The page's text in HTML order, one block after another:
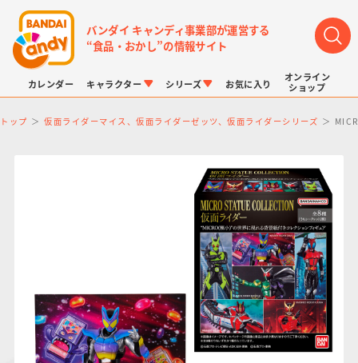
バンダイ キャンディ事業部が運営する
“食品・おかし”の情報サイト
カレンダー キャラクター
プリキュアシリーズ ドラゴンボール
シリーズ
チョコサプ ポケモンキッズ
お気に入り
オンライン
ショップ
トップ 仮面ライダーマイス、仮面ライダーゼッツ、仮面ライダーシリーズ